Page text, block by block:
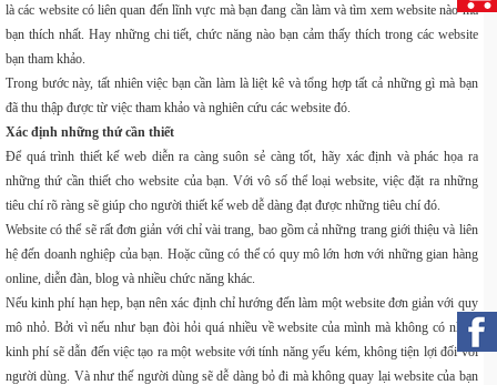
là các website có liên quan đến lĩnh vực mà bạn đang cần làm và tìm xem website nào mà
bạn thích nhất. Hay những chi tiết, chức năng nào bạn cảm thấy thích trong các website
bạn tham khảo.
Trong bước này, tất nhiên việc bạn cần làm là liệt kê và tổng hợp tất cả những gì mà bạn
đã thu thập được từ việc tham khảo và nghiên cứu các website đó.
Xác định những thứ cần thiết
Để quá trình thiết kế web diễn ra càng suôn sẻ càng tốt, hãy xác định và phác họa ra
những thứ cần thiết cho website của bạn. Với vô số thể loại website, việc đặt ra những
tiêu chí rõ ràng sẽ giúp cho người thiết kế web dễ dàng đạt được những tiêu chí đó.
Website có thể sẽ rất đơn giản với chỉ vài trang, bao gồm cả những trang giới thiệu và liên
hệ đến doanh nghiệp của bạn. Hoặc cũng có thể có quy mô lớn hơn với những gian hàng
online, diễn đàn, blog và nhiều chức năng khác.
Nếu kinh phí hạn hẹp, bạn nên xác định chỉ hướng đến làm một website đơn giản với quy
mô nhỏ. Bởi vì nếu như bạn đòi hỏi quá nhiều về website của mình mà không có nhiều
kinh phí sẽ dẫn đến việc tạo ra một website với tính năng yếu kém, không tiện lợi đối với
người dùng. Và như thế người dùng sẽ dễ dàng bỏ đi mà không quay lại website của bạn